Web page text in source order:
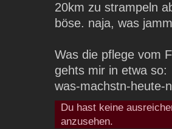
20km zu strampeln
böse. naja, was
Was die pflege vom
gehts mir in etwa so:
was-machstn-heute-
Du hast keine
anzusehen.